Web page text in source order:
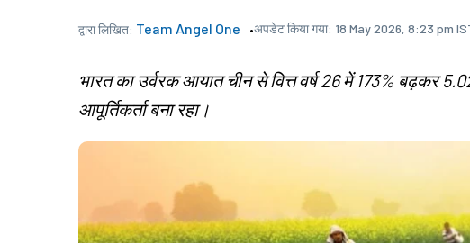
द्वारा लिखित: Team Angel One अपडेट किया गया: 18 May 2026, 8:23 pm
भारत का उर्वरक आयात चीन से वित्त वर्ष 26 में 173% बढ़कर
आपूर्तिकर्ता बना रहा।